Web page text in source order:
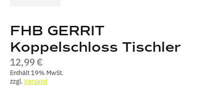
FHB GERRIT
Koppelschloss Tischler
12,99€
Enthält 19% MwSt.
zzgl.Versand